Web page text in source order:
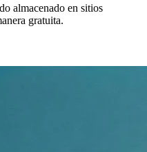
almacenado en sitios
gratuita.